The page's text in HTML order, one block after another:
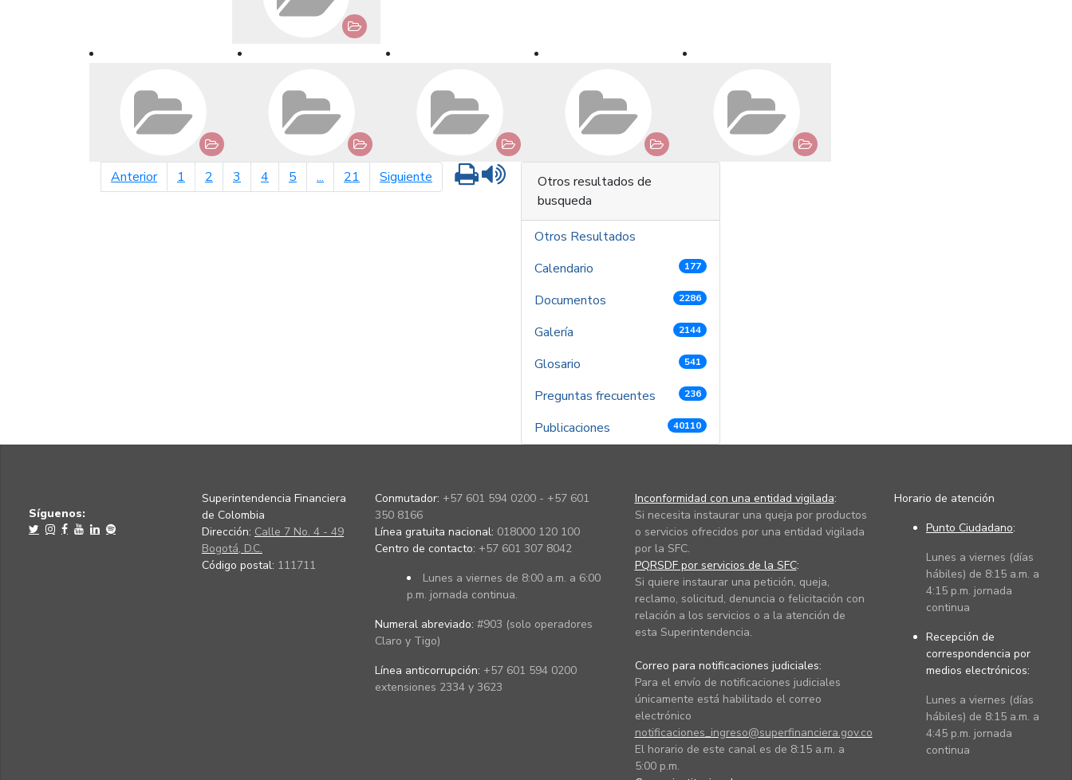
Anteriorpágina anterior
1 2 3 4 5 ... 21 Siguiente página siguiente
Imprimir
Otros resultados de
busqueda
Otros Resultados
Calendario
177
Documentos 2286
Galería 2144
Glosario 541
Preguntas frecuentes 236
Publicaciones 40110
Síguenos:
Superintendencia Financiera
de Colombia
Dirección: Calle 7 No. 4 - 49
Bogotá, D.C.
Código postal: 111711
Conmutador: +57 601 594 0200 - +57 601
350 8166
Línea gratuita nacional: 018000 120 100
Centro de contacto: +57 601 307 8042
Lunes a viernes de 8:00 a.m. a 6:00
p.m. jornada continua.
Numeral abreviado: #903 (solo operadores
Claro y Tigo)
Línea anticorrupción: +57 601 594 0200
extensiones 2334 y 3623
Inconformidad con una entidad vigilada:
Si necesita instaurar una queja por productos
o servicios ofrecidos por una entidad vigilada
por la SFC.
PQRSDF por servicios de la SFC:
Si quiere instaurar una petición, queja,
reclamo, solicitud, denuncia o felicitación con
relación a los servicios o a la atención de
esta Superintendencia.
Correo para notificaciones judiciales:
Para el envío de notificaciones judiciales
únicamente está habilitado el correo
electrónico
notificaciones_ingreso@superfinanciera.gov.co
El horario de este canal es de 8:15 a.m. a
5:00 p.m.
Horario de atención
Punto Ciudadano:
Lunes a viernes (días
hábiles) de 8:15 a.m. a
4:15 p.m. jornada
continua
Recepción de
correspondencia por
medios electrónicos:
Lunes a viernes (días
hábiles) de 8:15 a.m. a
4:45 p.m. jornada
continua